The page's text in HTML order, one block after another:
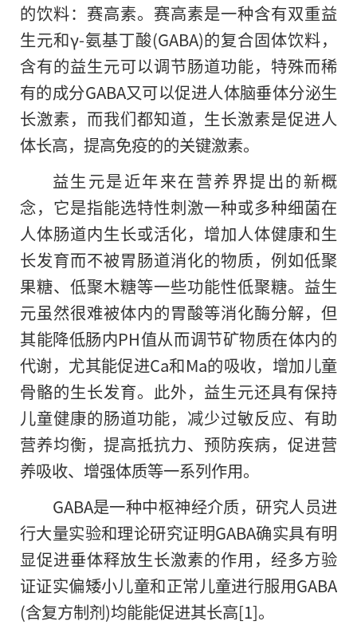
的饮料：赛高素。赛高素是一种含有双重益
生元和γ-氨基丁酸(GABA)的复合固体饮料，
含有的益生元可以调节肠道功能，特殊而稀
有的成分GABA又可以促进人体脑垂体分泌生
长激素，而我们都知道，生长激素是促进人
体长高，提高免疫的的关键激素。
益生元是近年来在营养界提出的新概
念，它是指能选特性刺激一种或多种细菌在
人体肠道内生长或活化，增加人体健康和生
长发育而不被胃肠道消化的物质，例如低聚
果糖、低聚木糖等一些功能性低聚糖。益生
元虽然很难被体内的胃酸等消化酶分解，但
其能降低肠内PH值从而调节矿物质在体内的
代谢，尤其能促进Ca和Ma的吸收，增加儿童
骨骼的生长发育。此外，益生元还具有保持
儿童健康的肠道功能，减少过敏反应、有助
营养均衡，提高抵抗力、预防疾病，促进营
养吸收、增强体质等一系列作用。
GABA是一种中枢神经介质，研究人员进
行大量实验和理论研究证明GABA确实具有明
显促进垂体释放生长激素的作用，经多方验
证证实偏矮小儿童和正常儿童进行服用GABA
(含复方制剂)均能能促进其长高[1]。